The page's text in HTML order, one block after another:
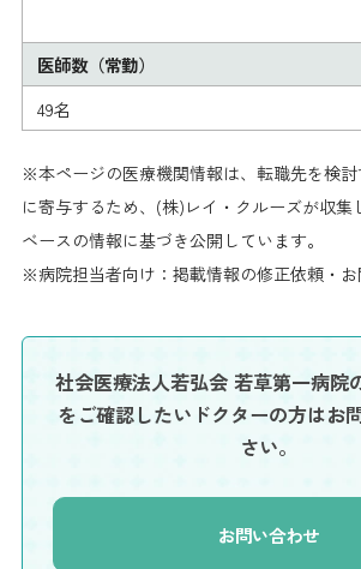
医師数（常勤）
49名
※本ページの医療機関情報は、転職先を検
に寄与するため、(株)レイ・クルーズが収集
ベースの情報に基づき公開しています。
※病院担当者向け：掲載情報の修正依頼・
社会医療法人若弘会 若草第一病院
をご確認したいドクターの方はお
さい。
お問い合わせ